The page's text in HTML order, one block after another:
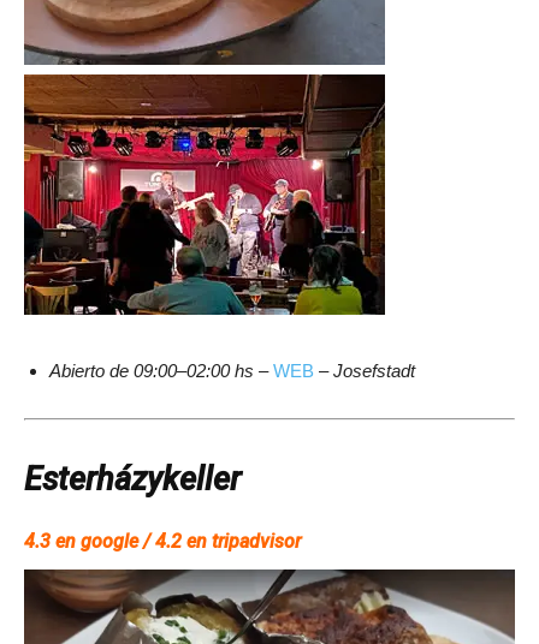
Abierto de 09:00–02:00 hs –WEB –Josefstadt
Esterházykeller
4.3 en google / 4.2 en tripadvisor